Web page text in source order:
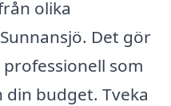
olika
Det gör
som
din budget. Tveka